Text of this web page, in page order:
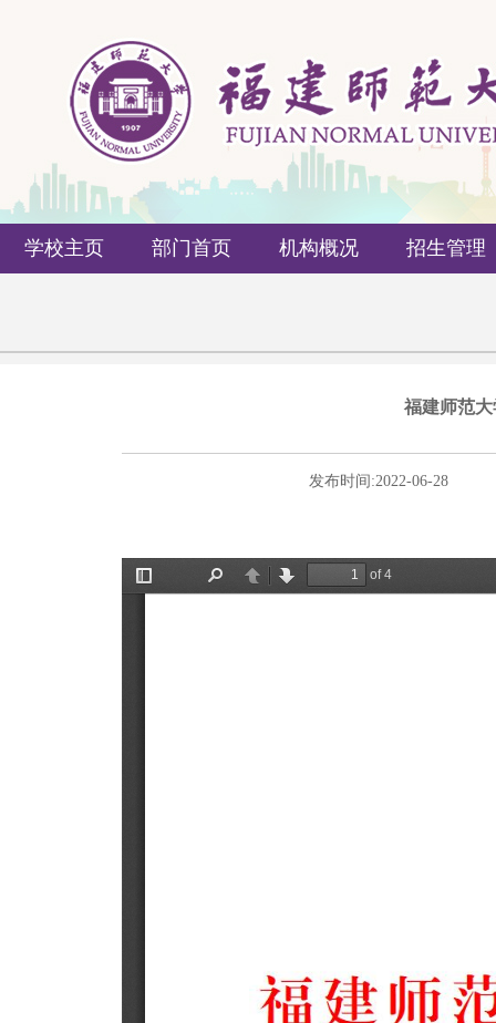
学校主页 部门首页 机构概况 招生管理
福建师范
发布时间:2022-06-28